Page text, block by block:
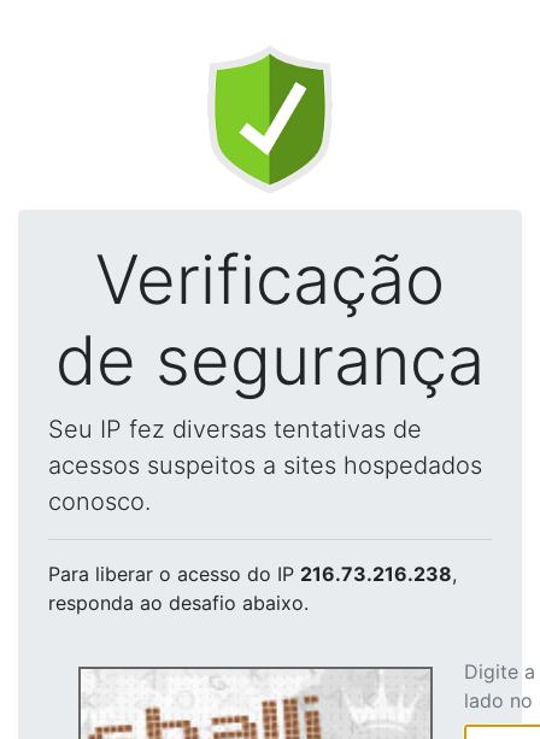
Verificação
de segurança
Seu IP fez diversas tentativas de
acessos suspeitos a sites hospedados
conosco.
Para liberar o acesso do IP 216.73.216.238,
responda ao desafio abaixo.
Digite
lado no